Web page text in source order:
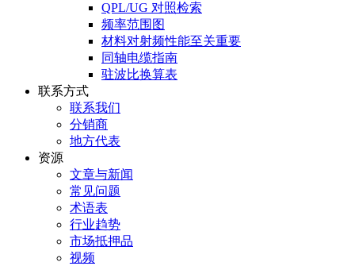
QPL/UG 对照检索
频率范围图
材料对射频性能至关重要
同轴电缆指南
驻波比换算表
联系方式
联系我们
分销商
地方代表
资源
文章与新闻
常见问题
术语表
行业趋势
市场抵押品
视频